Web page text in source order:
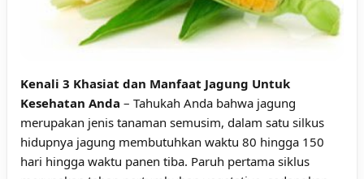
Kenali 3 Khasiat dan Manfaat Jagung Untuk
Kesehatan Anda – Tahukah Anda bahwa jagung
merupakan jenis tanaman semusim, dalam satu silkus
hidupnya jagung membutuhkan waktu 80 hingga 150
hari hingga waktu panen tiba. Paruh pertama siklus